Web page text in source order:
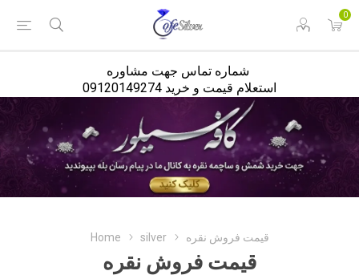
0
استعلام قیمت و خرید 09120149274
Home silver قیمت فروش نقره
قیمت فروش نقره